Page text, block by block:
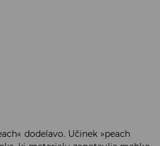
dodelavo. Učinek »peach